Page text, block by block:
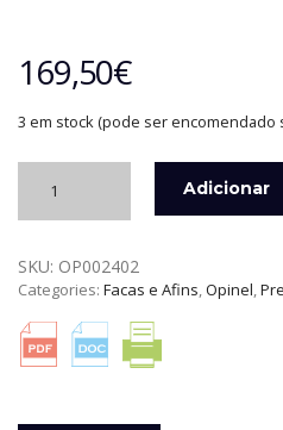
169,50€
3 em stock (pode ser encomendado
BLOCO
FACAS
5
PARALLÈLE
INOX
Adicionar
SKU: OP002402
Categories: Facas e Afins Opinel